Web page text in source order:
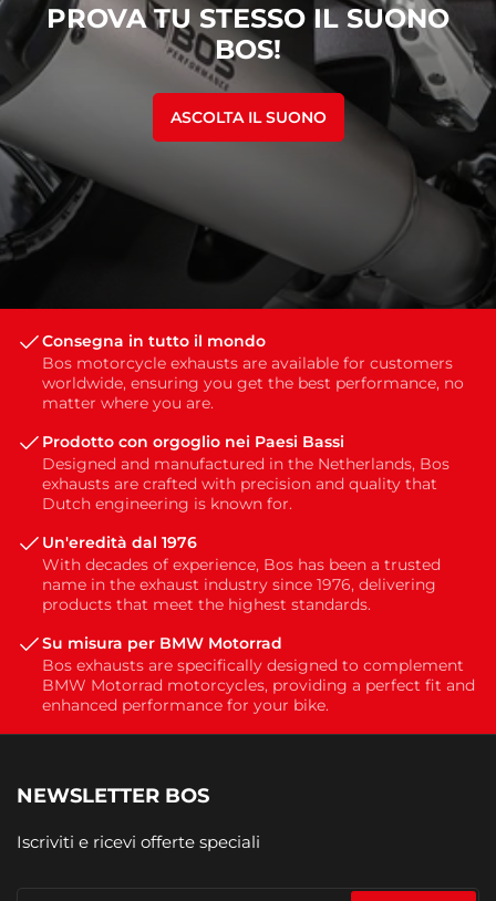
PROVA TU STESSO IL SUONO
BOS!
ASCOLTA IL SUONO
Consegna in tutto il mondo
Bos motorcycle exhausts are available for customers
worldwide, ensuring you get the best performance, no
matter where you are.
Prodotto con orgoglio nei Paesi Bassi
Designed and manufactured in the Netherlands, Bos
exhausts are crafted with precision and quality that
Dutch engineering is known for.
Un'eredità dal 1976
With decades of experience, Bos has been a trusted
name in the exhaust industry since 1976, delivering
products that meet the highest standards.
Su misura per BMW Motorrad
Bos exhausts are specifically designed to complement
BMW Motorrad motorcycles, providing a perfect fit and
enhanced performance for your bike.
NEWSLETTER BOS
Iscriviti e ricevi offerte speciali